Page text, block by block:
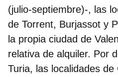
(julio-septiembre)-, las
de Torrent, Burjassot y
la propia ciudad de
relativa de alquiler. Por
Turia, las localidades